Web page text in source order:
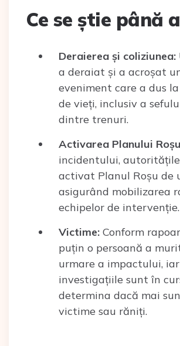
Ce se știe până
Deraierea și coliziunea:
a deraiat și a acroșat
eveniment care a dus
de vieți, inclusiv a
dintre trenuri.
Activarea Planului
incidentului,
activat Planul Roșu de
asigurând mobilizarea
echipelor de intervenție.
Victime: Conform
puțin o persoană a
urmare a impactului, iar
investigațiile sunt în
determina dacă mai
victime sau răniți.